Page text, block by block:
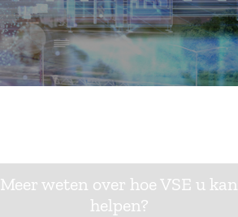
Meer weten over hoe VSE u kan
helpen?